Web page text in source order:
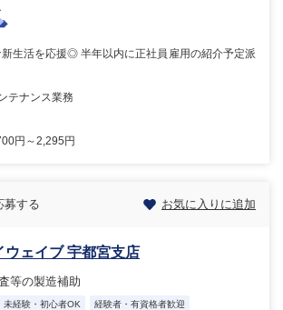
新生活を応援◎ 半年以内に正社員雇用の紹介予定派
テナンス業務
円～2,295円
募する お気に入りに追加
ウェイブ 宇都宮支店
等の製造補助
未経験・初心者OK 経験者・有資格者歓迎